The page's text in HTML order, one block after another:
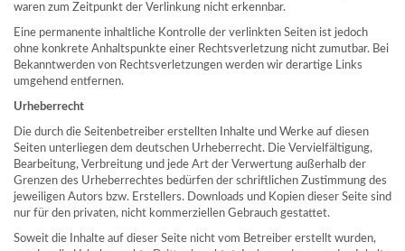
waren zum Zeitpunkt der Verlinkung nicht erkennbar.
Eine permanente inhaltliche Kontrolle der verlinkten Seiten ist jedoch
ohne konkrete Anhaltspunkte einer Rechtsverletzung nicht zumutbar. Bei
Bekanntwerden von Rechtsverletzungen werden wir derartige Links
umgehend entfernen.
Urheberrecht
Die durch die Seitenbetreiber erstellten Inhalte und Werke auf diesen
Seiten unterliegen dem deutschen Urheberrecht. Die Vervielfältigung,
Bearbeitung, Verbreitung und jede Art der Verwertung außerhalb der
Grenzen des Urheberrechtes bedürfen der schriftlichen Zustimmung des
jeweiligen Autors bzw. Erstellers. Downloads und Kopien dieser Seite sind
nur für den privaten, nicht kommerziellen Gebrauch gestattet.
Soweit die Inhalte auf dieser Seite nicht vom Betreiber erstellt wurden,